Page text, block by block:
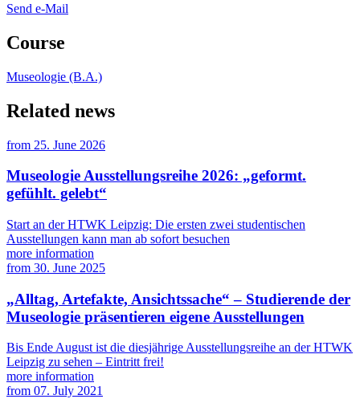
Send e-Mail
Course
Museologie (B.A.)
Related news
from 25. June 2026
Museologie Ausstellungsreihe 2026: „geformt.
gefühlt. gelebt“
Start an der HTWK Leipzig: Die ersten zwei studentischen
Ausstellungen kann man ab sofort besuchen
more information
from 30. June 2025
„Alltag, Artefakte, Ansichtssache“ – Studierende der
Museologie präsentieren eigene Ausstellungen
Bis Ende August ist die diesjährige Ausstellungsreihe an der HTWK
Leipzig zu sehen – Eintritt frei!
more information
from 07. July 2021